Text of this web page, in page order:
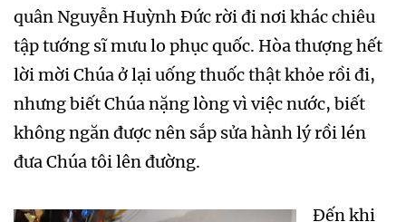
quân Nguyễn Huỳnh Đức rời đi nơi khác chiêu
tập tướng sĩ mưu lo phục quốc. Hòa thượng hết
lời mời Chúa ở lại uống thuốc thật khỏe rồi đi,
nhưng biết Chúa nặng lòng vì việc nước, biết
không ngăn được nên sắp sửa hành lý rồi lén
đưa Chúa tôi lên đường.
Đến khi